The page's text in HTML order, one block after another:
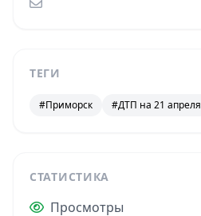
ТЕГИ
#Приморск #ДТП на 21 апреля
СТАТИСТИКА
Просмотры